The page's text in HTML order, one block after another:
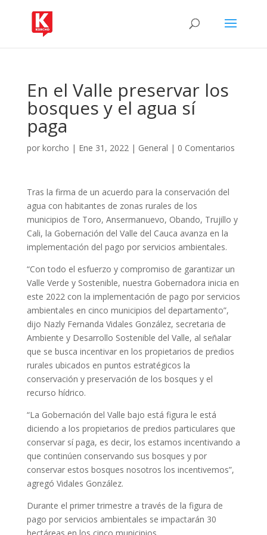
En el Valle preservar los
bosques y el agua sí
paga
por korcho | Ene 31, 2022| General | 0 Comentarios
Tras la firma de un acuerdo para la conservación del
agua con habitantes de zonas rurales de los
municipios de Toro, Ansermanuevo, Obando, Trujillo y
Cali, la Gobernación del Valle del Cauca avanza en la
implementación del pago por servicios ambientales.
“Con todo el esfuerzo y compromiso de garantizar un
Valle Verde y Sostenible, nuestra Gobernadora inicia en
este 2022 con la implementación de pago por servicios
ambientales en cinco municipios del departamento”,
dijo Nazly Fernanda Vidales González, secretaria de
Ambiente y Desarrollo Sostenible del Valle, al señalar
que se busca incentivar en los propietarios de predios
rurales ubicados en puntos estratégicos la
conservación y preservación de los bosques y el
recurso hídrico.
“La Gobernación del Valle bajo está figura le está
diciendo a los propietarios de predios particulares que
conservar sí paga, es decir, los estamos incentivando a
que continúen conservando sus bosques y por
conservar estos bosques nosotros los incentivemos”,
agregó Vidales González.
Durante el primer trimestre a través de la figura de
pago por servicios ambientales se impactarán 30